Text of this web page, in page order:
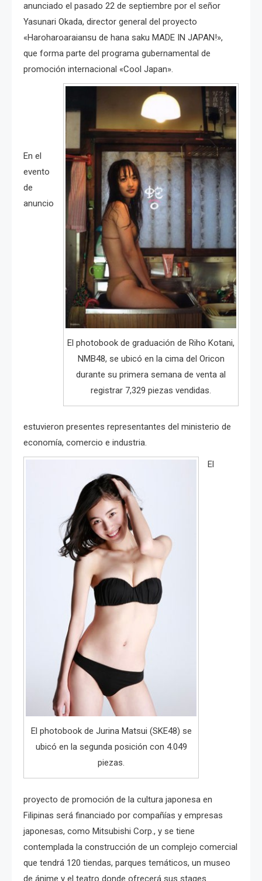
anunciado el pasado 22 de septiembre por el señor
Yasunari Okada, director general del proyecto
«Haroharoaraiansu de hana saku MADE IN JAPAN!»,
que forma parte del programa gubernamental de
promoción internacional «Cool Japan».
El photobook de graduación de Riho Kotani,
NMB48, se ubicó en la cima del Oricon
durante su primera semana de venta al
registrar 7,329 piezas vendidas.
En el
evento
de
anuncio
estuvieron presentes representantes del ministerio de
economía, comercio e industria.
El photobook de Jurina Matsui (SKE48) se
ubicó en la segunda posición con 4.049
piezas.
El
proyecto de promoción de la cultura japonesa en
Filipinas será financiado por compañías y empresas
japonesas, como Mitsubishi Corp., y se tiene
contemplada la construcción de un complejo comercial
que tendrá 120 tiendas, parques temáticos, un museo
de ánime y el teatro donde ofrecerá sus stages